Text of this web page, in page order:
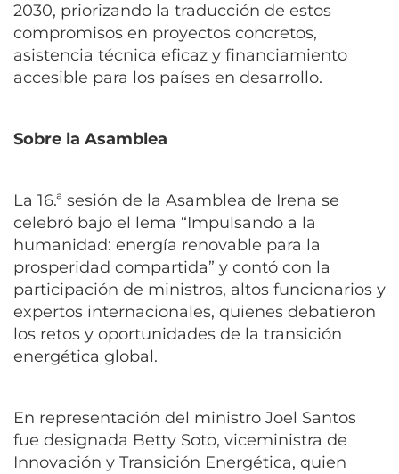
2030, priorizando la traducción de estos
compromisos en proyectos concretos,
asistencia técnica eficaz y financiamiento
accesible para los países en desarrollo.
Sobre la Asamblea
La 16.ª sesión de la Asamblea de Irena se
celebró bajo el lema “Impulsando a la
humanidad: energía renovable para la
prosperidad compartida” y contó con la
participación de ministros, altos funcionarios y
expertos internacionales, quienes debatieron
los retos y oportunidades de la transición
energética global.
En representación del ministro Joel Santos
fue designada Betty Soto, viceministra de
Innovación y Transición Energética, quien